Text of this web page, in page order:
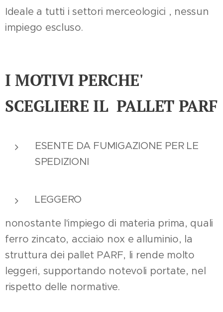
Ideale a tutti i settori merceologici , nessun
impiego escluso.
I MOTIVI PERCHE'
SCEGLIERE IL PALLET PARF
ESENTE DA FUMIGAZIONE PER LE
SPEDIZIONI
LEGGERO
nonostante l'impiego di materia prima, quali
ferro zincato, acciaio nox e alluminio, la
struttura dei pallet PARF, li rende molto
leggeri, supportando notevoli portate, nel
rispetto delle normative.